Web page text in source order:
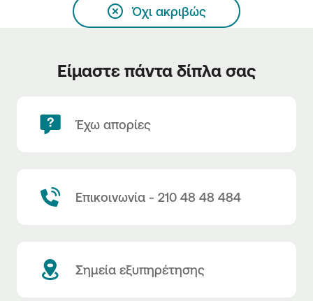
Όχι ακριβώς
Είμαστε πάντα δίπλα σας
Έχω απορίες
Επικοινωνία - 210 48 48 484
Σημεία εξυπηρέτησης